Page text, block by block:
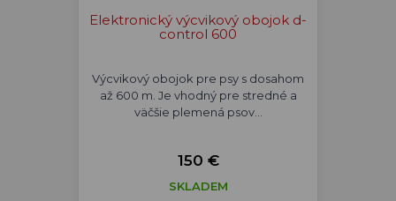
Elektronický výcvikový obojok d-
control 600
Výcvikový obojok pre psy s dosahom
až 600 m. Je vhodný pre stredné a
väčšie plemená psov…
150 €
SKLADEM